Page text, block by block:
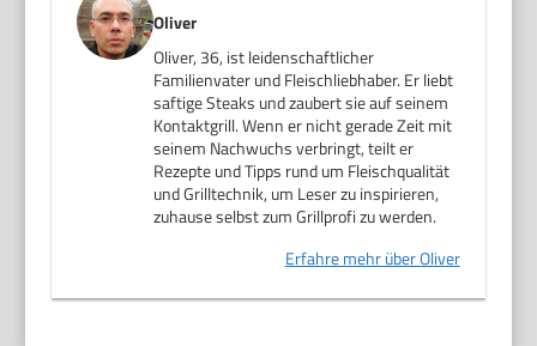
Oliver
Oliver, 36, ist leidenschaftlicher
Familienvater und Fleischliebhaber. Er liebt
saftige Steaks und zaubert sie auf seinem
Kontaktgrill. Wenn er nicht gerade Zeit mit
seinem Nachwuchs verbringt, teilt er
Rezepte und Tipps rund um Fleischqualität
und Grilltechnik, um Leser zu inspirieren,
zuhause selbst zum Grillprofi zu werden.
Erfahre mehr über Oliver